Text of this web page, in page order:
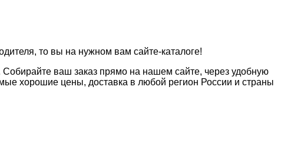
то вы на нужном вам сайте-каталоге!
ваш заказ прямо на нашем сайте, через удобную
хорошие цены, доставка в любой регион России и страны